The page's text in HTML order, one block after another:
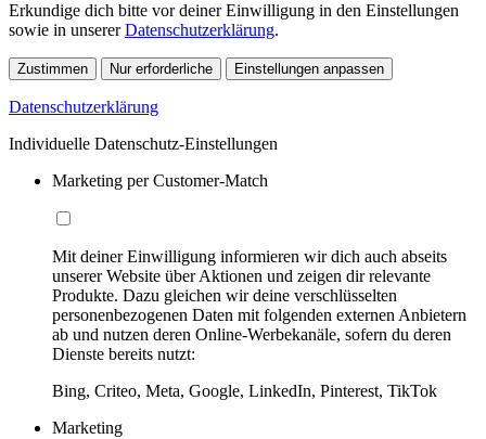
Erkundige dich bitte vor deiner Einwilligung in den Einstellungen
sowie in unsererDatenschutzerklärung.
Zustimmen Nur erforderliche Einstellungen anpassen
Datenschutzerklärung
Individuelle Datenschutz-Einstellungen
Marketing per Customer-Match
Mit deiner Einwilligung informieren wir dich auch abseits
unserer Website über Aktionen und zeigen dir relevante
Produkte. Dazu gleichen wir deine verschlüsselten
personenbezogenen Daten mit folgenden externen Anbietern
ab und nutzen deren Online-Werbekanäle, sofern du deren
Dienste bereits nutzt:
Bing, Criteo, Meta, Google, LinkedIn, Pinterest, TikTok
Marketing